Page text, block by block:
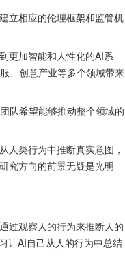
立相应的伦理框架和监管机
更加智能和人性化的AI系
、创意产业等多个领域带来
队希望能够推动整个领域的
人类行为中推断真实意图，
究方向的前景无疑是光明
过观察人的行为来推断人的
让AI自己从人的行为中总结